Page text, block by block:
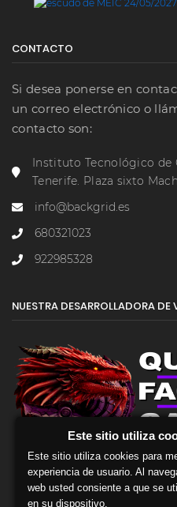
CONTACTO
Si desea ponerse en
un correo electrónico o
contacto son:
Instituto Tecnológico de
Tenerife. Plaza sixto
info@backgrid.es
680321023
922985328
NUESTRA DESARROLLADORA DE
Este sitio utiliza
Este sitio utiliza cookies para
experiencia de usuario. Al
web usted consiente a que se
en su dispositivo.